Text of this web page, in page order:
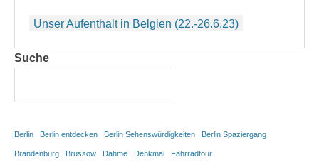
Beitragsnavigation
Unser Aufenthalt in Belgien (22.-26.6.23)
Suche
Berlin Berlin entdecken Berlin Sehenswürdigkeiten Berlin Spaziergang
Brandenburg Brüssow Dahme Denkmal Fahrradtour